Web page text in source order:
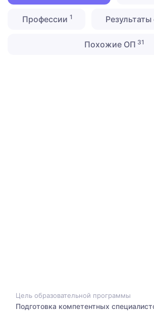
Профессии 1
Похожие ОП 31
Цель образовательной программы
Подготовка компетентных